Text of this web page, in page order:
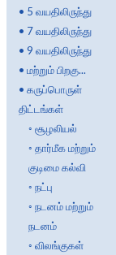
• 5 வயதிலிருந்து
• 7 வயதிலிருந்து
• 9 வயதிலிருந்து
• மற்றும் பிறகு...
• கருப்பொருள்
திட்டங்கள்
◦ சூழலியல்
◦ தார்மீக மற்றும்
குடிமை கல்வி
◦ நட்பு
◦ நடனம் மற்றும்
நடனம்
◦ விலங்குகள்